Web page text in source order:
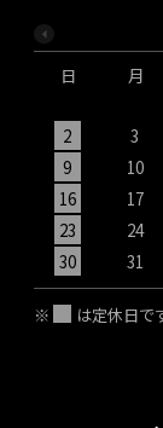
日 月
2
3
9
10
16
17
23
24
30
31
※ は定休日で